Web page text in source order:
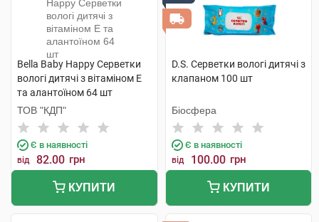
Bella Baby Happy Серветки
вологі дитячі з вітаміном Е
та алантоїном 64 шт
ТОВ "КДП"
Є в наявності
від 82.00 грн
КУПИТИ
D.S. Серветки вологі дитячі з
клапаном 100 шт
Біосфера
Є в наявності
від 100.00 грн
КУПИТИ